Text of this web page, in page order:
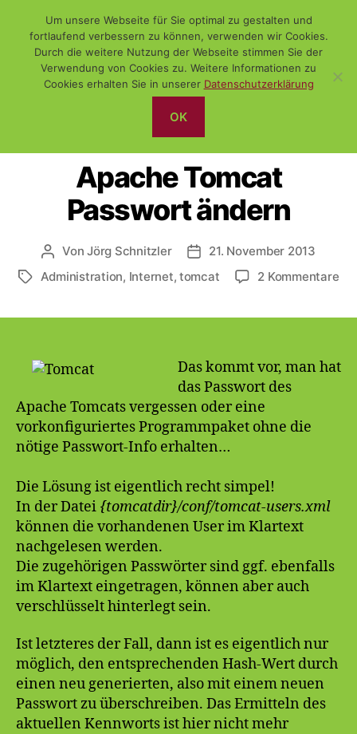
WiSch
Kategorien
ADMINISTRATION DAS NETZ
Apache Tomcat
Passwort ändern
Beitragsautor
VonJörg Schnitzler Veröffentlichungsdatum
21. November 2013
Schlagwörter
Administration, Internet, tomcat 2 Kommentarezu
Das kommt vor, man hat
das Passwort des
Apache Tomcats vergessen oder eine
vorkonfiguriertes Programmpaket ohne die
nötige Passwort-Info erhalten…
Die Lösung ist eigentlich recht simpel!
In der Datei {tomcatdir}/conf/tomcat-users.xml
können die vorhandenen User im Klartext
nachgelesen werden.
Die zugehörigen Passwörter sind ggf. ebenfalls
im Klartext eingetragen, können aber auch
verschlüsselt hinterlegt sein.
Ist letzteres der Fall, dann ist es eigentlich nur
möglich, den entsprechenden Hash-Wert durch
einen neu generierten, also mit einem neuen
Passwort zu überschreiben. Das Ermitteln des
aktuellen Kennworts ist hier nicht mehr
Um unsere Webseite für Sie optimal zu gestalten und
fortlaufend verbessern zu können, verwenden wir Cookies.
Durch die weitere Nutzung der Webseite stimmen Sie der
Verwendung von Cookies zu. Weitere Informationen zu
Cookies erhalten Sie in unserer Datenschutzerklärung
OK